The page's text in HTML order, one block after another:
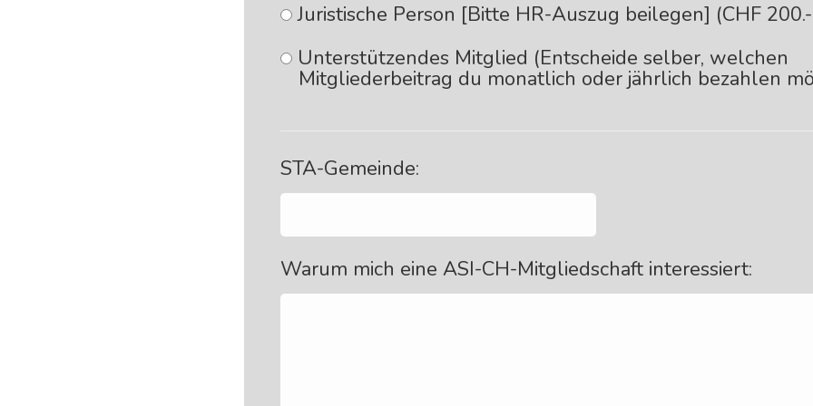
Juristische Person [Bitte HR-Auszug beilegen] (CHF
Unterstützendes Mitglied (Entscheide selber, welchen
Mitgliederbeitrag du monatlich oder jährlich bezahlen
STA-Gemeinde:
Warum mich eine ASI-CH-Mitgliedschaft interessiert: